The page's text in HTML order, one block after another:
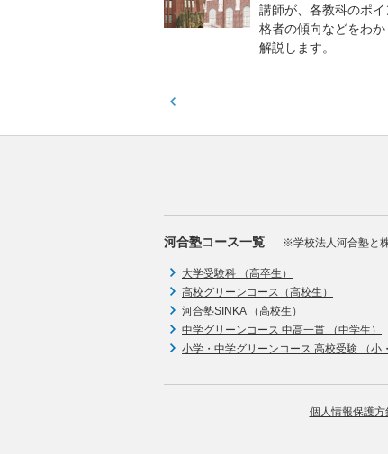
講師が、各教科のポイ
格者の傾向などをわか
解説します。
河合塾コース一覧 ※学校法人河合塾と
大学受験科 （高卒生）
高校グリーンコース（高校生）
河合塾SINKA （高校生）
中学グリーンコース 中高一貫 （中学生）
小学・中学グリーンコース 高校受験 （小
個人情報保護方